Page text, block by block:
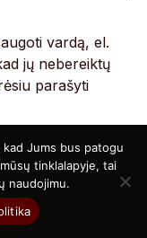
vardą, el.
jų nebereiktų
parašyti
Jums bus patogu
tinklalapyje, tai
naudojimu.